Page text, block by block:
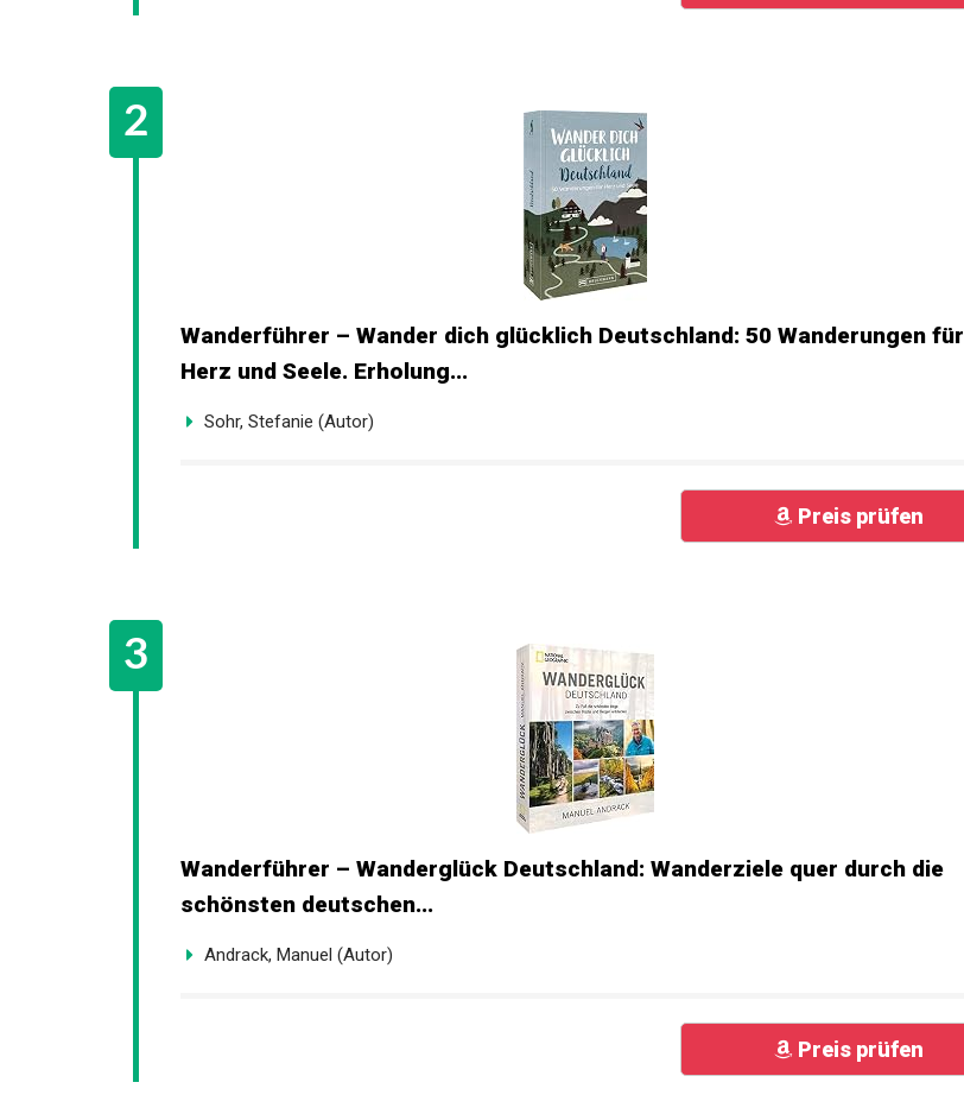
Wanderführer – Wander dich glücklich Deutschland: 50 Wanderungen für
Herz und Seele. Erholung...
Sohr, Stefanie (Autor)
Preis prüfen
Wanderführer – Wanderglück Deutschland: Wanderziele quer durch die
schönsten deutschen...
Andrack, Manuel (Autor)
Preis prüfen